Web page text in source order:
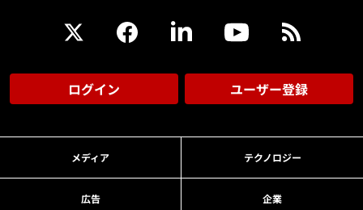
ログイン ユーザー登録
メディア テクノロジー
広告 企業